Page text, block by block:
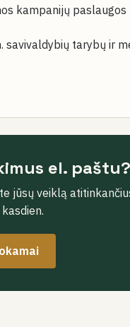
kampanijų paslaugos
savivaldybių tarybų ir
el. paštu?
jūsų veiklą